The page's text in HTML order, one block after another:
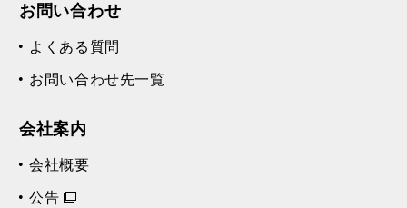
お問い合わせ
よくある質問
お問い合わせ先一覧
会社案内
会社概要
公告